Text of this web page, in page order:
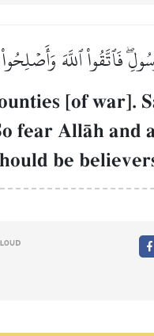
فَٱتَّقُواْ ٱللَّهَ
[of war].
fear AllŒh and
be